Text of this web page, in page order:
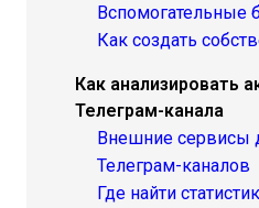
Вспомогательные
Как создать
Как анализировать
Телеграм-канала
Внешние сервисы
Телеграм-каналов
Где найти